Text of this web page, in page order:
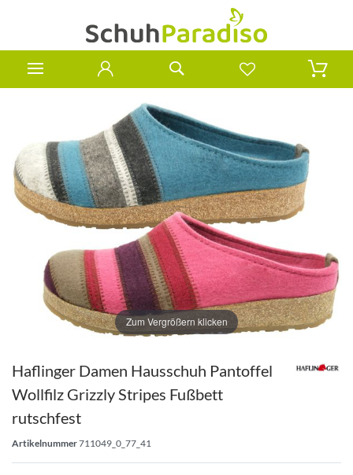
Zum Vergrößern klicken
Haflinger Damen Hausschuh Pantoffel
Wollfilz Grizzly Stripes Fußbett
rutschfest
Artikelnummer711049_0_77_41